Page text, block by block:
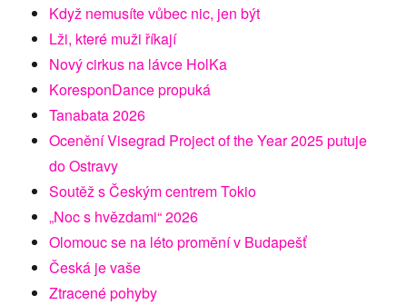
Když nemusíte vůbec nic, jen být
Lži, které muži říkají
Nový cirkus na lávce HolKa
KoresponDance propuká
Tanabata 2026
Ocenění Visegrad Project of the Year 2025 putuje
do Ostravy
Soutěž s Českým centrem Tokio
„Noc s hvězdami“ 2026
Olomouc se na léto promění v Budapešť
Česká je vaše
Ztracené pohyby